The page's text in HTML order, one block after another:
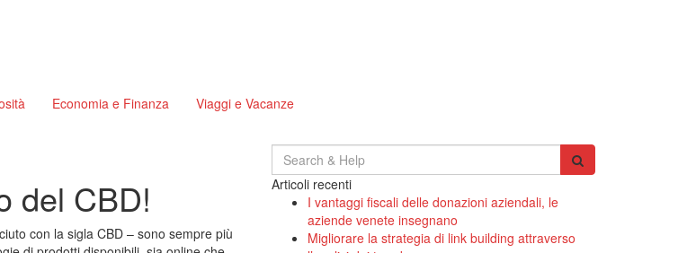
Economia e Finanza Viaggi e Vacanze
del CBD!
con la sigla CBD – sono sempre più
Search
for:
Articoli recenti
I vantaggi fiscali delle donazioni aziendali, le
aziende venete insegnano
Migliorare la strategia di link building attraverso